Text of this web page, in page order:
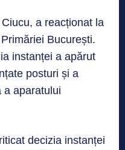
a reacționat la
București.
instanței a apărut
posturi și a
a aparatului
decizia instanței